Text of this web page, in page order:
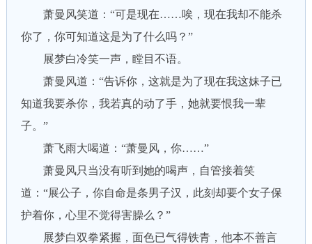
萧曼风笑道：“可是现在……唉，现在我却不能杀
你了，你可知道这是为了什么吗？”
展梦白冷笑一声，瞠目不语。
萧曼风道：“告诉你，这就是为了现在我这妹子已
知道我要杀你，我若真的动了手，她就要恨我一辈
子。”
萧飞雨大喝道：“萧曼风，你……”
萧曼风只当没有听到她的喝声，自管接着笑
道：“展公子，你自命是条男子汉，此刻却要个女子保
护着你，心里不觉得害臊么？”
展梦白双拳紧握，面色已气得铁青，他本不善言